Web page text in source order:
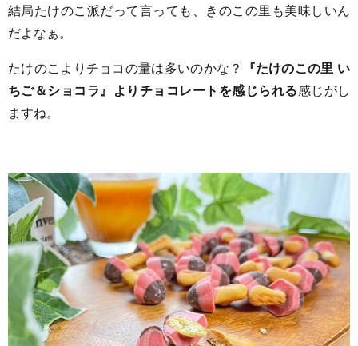
結局たけのこ派だって言っても、きのこの里も美味しいん
だよなぁ。
たけのこよりチョコの量は多いのかな？
『たけのこの里 い
ちご＆ショコラ』よりチョコレートを感じられる感じがし
ますね。